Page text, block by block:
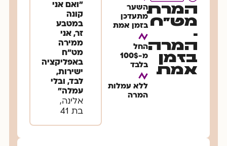
המרת
מט"ח
-
המרה
בזמן
אמת
השער
מתעדכן
בזמן אמת​
החל
מ-100$
בלבד​
ללא עמלות
המרה
״ואם אני
קונה
במטבע
זר, אני
ממירה
מט״ח
באפליקציה
ישירות,
לבד, ובלי
עמלה״
אלינה,
בת 41